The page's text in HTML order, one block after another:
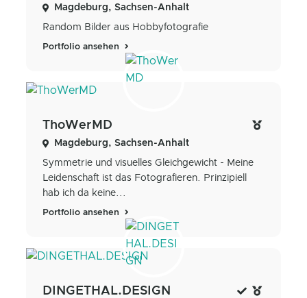
Magdeburg, Sachsen-Anhalt
Random Bilder aus Hobbyfotografie
Portfolio ansehen
ThoWerMD
Magdeburg, Sachsen-Anhalt
Symmetrie und visuelles Gleichgewicht - Meine
Leidenschaft ist das Fotografieren. Prinzipiell
hab ich da keine...
Portfolio ansehen
DINGETHAL.DESIGN